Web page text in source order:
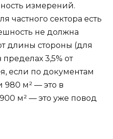
измерений.
частного сектора есть
не должна
длины стороны (для
3,5% от
если по документам
980 м² — это в
м² — это уже повод